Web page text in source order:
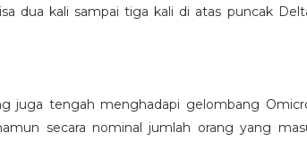
dua kali sampai tiga kali di atas puncak
juga tengah menghadapi gelombang
secara nominal jumlah orang yang